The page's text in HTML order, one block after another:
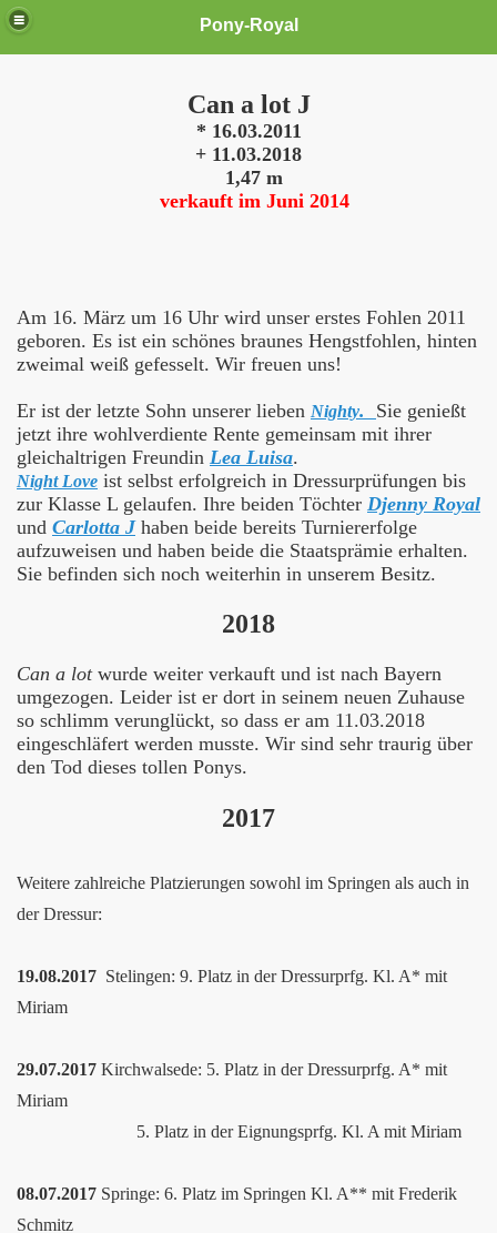
Pony-Royal
Can a lot J
* 16.03.2011
+ 11.03.2018
1,47 m
verkauft im Juni 2014
Am 16. März um 16 Uhr wird unser erstes Fohlen 2011
geboren. Es ist ein schönes braunes Hengstfohlen, hinten
zweimal weiß gefesselt. Wir freuen uns!
Er ist der letzte Sohn unserer lieben Nighty.
Sie genießt
jetzt ihre wohlverdiente Rente gemeinsam mit ihrer
gleichaltrigen Freundin Lea Luisa.
Night Love ist selbst erfolgreich in Dressurprüfungen bis
zur Klasse L gelaufen. Ihre beiden Töchter Djenny Royal
und Carlotta Jhaben beide bereits Turniererfolge
aufzuweisen und haben beide die Staatsprämie erhalten.
Sie befinden sich noch weiterhin in unserem Besitz.
2018
Can a lotwurde weiter verkauft und ist nach Bayern
umgezogen. Leider ist er dort in seinem neuen Zuhause
so schlimm verunglückt, so dass er am 11.03.2018
eingeschläfert werden musste. Wir sind sehr traurig über
den Tod dieses tollen Ponys.
2017
Weitere zahlreiche Platzierungen sowohl im Springen als auch in
der Dressur:
19.08.2017 Stelingen: 9. Platz in der Dressurprfg. Kl. A* mit
Miriam
29.07.2017 Kirchwalsede: 5. Platz in der Dressurprfg. A* mit
Miriam
5. Platz in der Eignungsprfg. Kl. A mit Miriam
08.07.2017 Springe: 6. Platz im Springen Kl. A** mit Frederik
Schmitz